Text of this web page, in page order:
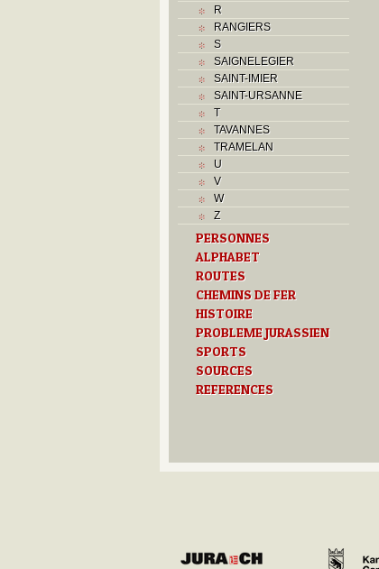
H
Guerres
Occupations
militaires
I
Monuments historiques
Musées
N
O
P
R
S
Sociétés locales
T
Z
R
RANGIERS
S
SAIGNELEGIER
SAINT-IMIER
SAINT-URSANNE
T
TAVANNES
TRAMELAN
U
V
W
Z
PERSONNES
ALPHABET
ROUTES
CHEMINS DE FER
HISTOIRE
PROBLEME JURASSIEN
SPORTS
SOURCES
REFERENCES